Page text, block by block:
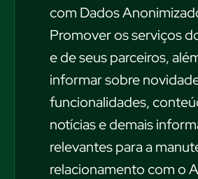
com Dados
Promover os serviços
e de seus parceiros,
informar sobre
funcionalidades,
notícias e demais
relevantes para a
relacionamento com o